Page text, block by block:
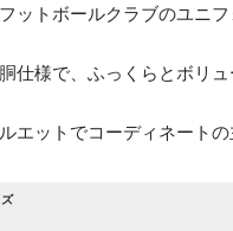
ットボールクラブのユニ
仕様で、ふっくらとボリ
エットでコーディネート